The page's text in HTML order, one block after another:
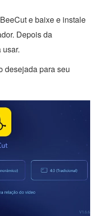
e baixe e instale
Depois da
desejada para seu